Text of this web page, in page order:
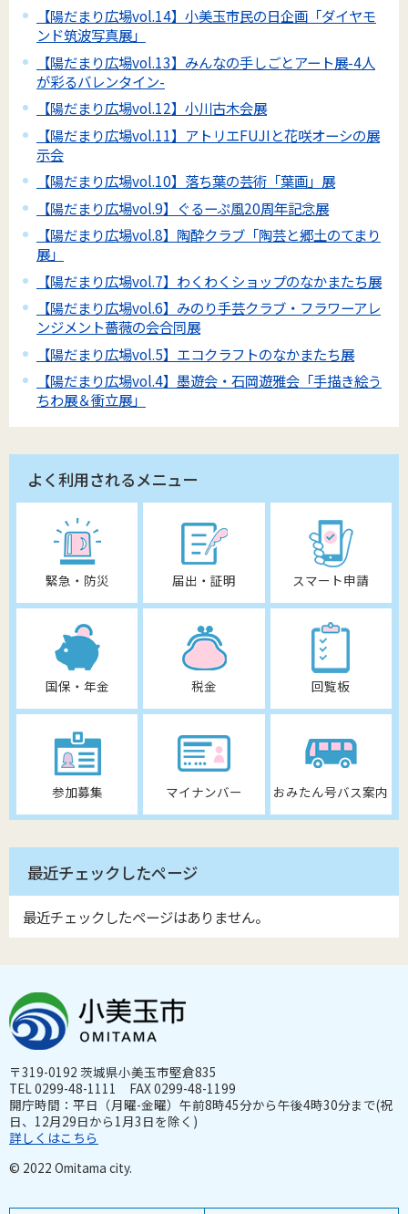
【陽だまり広場vol.14】小美玉市民の日企画「ダイヤモ
ンド筑波写真展」
【陽だまり広場vol.13】みんなの手しごとアート展-4人
が彩るバレンタイン-
【陽だまり広場vol.12】小川古木会展
【陽だまり広場vol.11】アトリエFUJIと花咲オーシの展
示会
【陽だまり広場vol.10】落ち葉の芸術「葉画」展
【陽だまり広場vol.9】ぐるーぷ風20周年記念展
【陽だまり広場vol.8】陶酔クラブ「陶芸と郷土のてまり
展」
【陽だまり広場vol.7】わくわくショップのなかまたち展
【陽だまり広場vol.6】みのり手芸クラブ・フラワーアレ
ンジメント薔薇の会合同展
【陽だまり広場vol.5】エコクラフトのなかまたち展
【陽だまり広場vol.4】墨遊会・石岡遊雅会「手描き絵う
ちわ展＆衝立展」
よく利用されるメニュー
緊急・防災 届出・証明 スマート申請
国保・年金 税金 回覧板
参加募集 マイナンバー おみたん号バス案内
最近チェックしたページ
最近チェックしたページはありません。
〒319-0192 茨城県小美玉市堅倉835
TEL 0299-48-1111 FAX 0299-48-1199
開庁時間：平日（月曜-金曜）午前8時45分から午後4時30分まで(祝
日、12月29日から1月3日を除く)
詳しくはこちら
© 2022 Omitama city.